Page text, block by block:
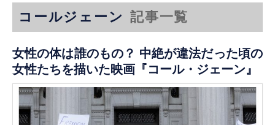
コールジェーン 記事一覧
女性の体は誰のもの？ 中絶が違法だった頃の
女性たちを描いた映画『コール・ジェーン』